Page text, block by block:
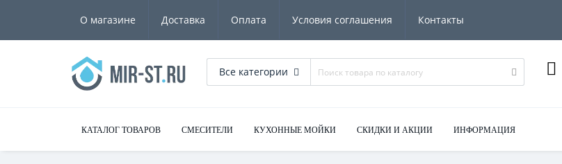
О магазине Доставка Оплата Условия соглашения Контакты
Все категории
КАТАЛОГ ТОВАРОВ СМЕСИТЕЛИ КУХОННЫЕ МОЙКИ СКИДКИ И АКЦИИ ИНФОРМАЦИЯ